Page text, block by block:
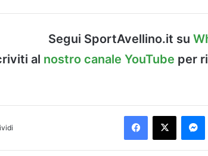
Segui SportAvellino.it su
al nostro canale YouTube per
Facebook
X